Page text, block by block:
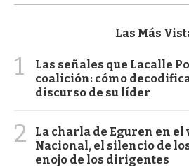
Las Más
1
Las señales que Lacalle
coalición: cómo
discurso de su líder
2
La charla de Eguren en el
Nacional, el silencio de
enojo de los dirigentes